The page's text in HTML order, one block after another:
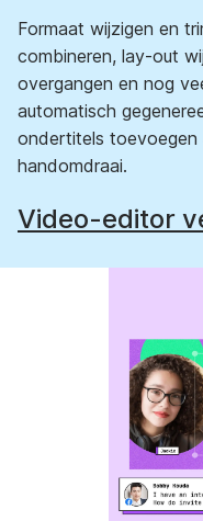
Formaat wijzigen en
combineren, lay-out
overgangen en nog
automatisch
ondertitels toevoegen
handomdraai.
Video-editor